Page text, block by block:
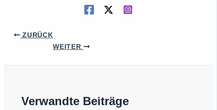
ZURÜCK
WEITER
Verwandte Beiträge